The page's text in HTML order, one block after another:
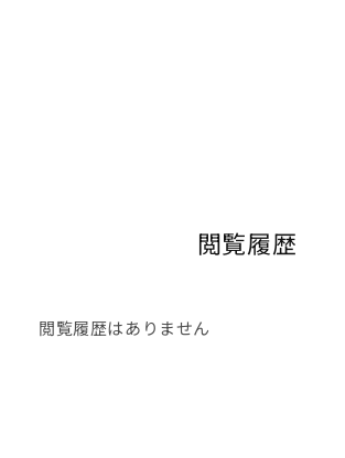
閲覧履歴
閲覧履歴はありません